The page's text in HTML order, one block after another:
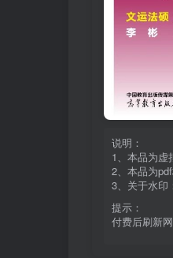
说明：
1、本品为虚
2、本品为
3、关于水印
提示：
付费后刷新